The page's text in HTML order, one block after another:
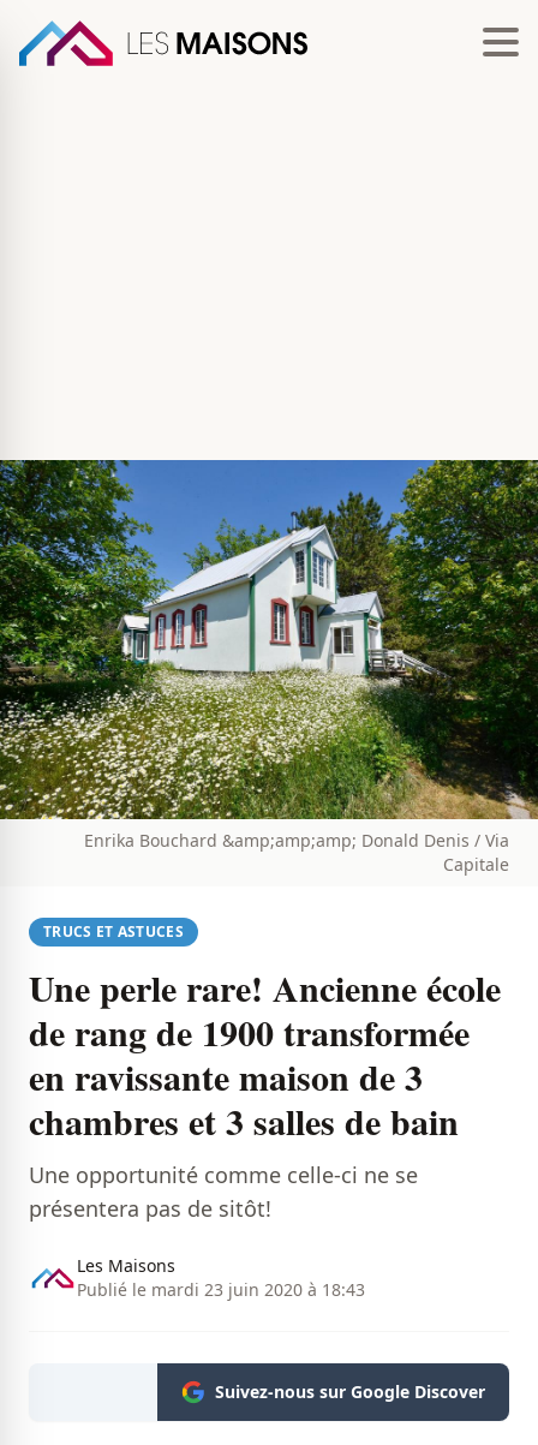
Enrika Bouchard &amp;amp;amp; Donald Denis / Via
Capitale
TRUCS ET ASTUCES
Une perle rare! Ancienne école
de rang de 1900 transformée
en ravissante maison de 3
chambres et 3 salles de bain
Une opportunité comme celle-ci ne se
présentera pas de sitôt!
Les Maisons
Publié le mardi 23 juin 2020 à 18:43
Suivez-nous sur Google Discover